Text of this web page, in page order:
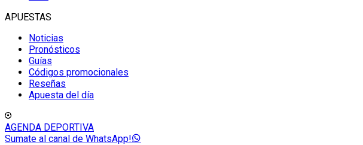
APUESTAS
Noticias
Pronósticos
Guías
Códigos promocionales
Reseñas
Apuesta del día
AGENDA DEPORTIVA
Sumate al canal de WhatsApp!